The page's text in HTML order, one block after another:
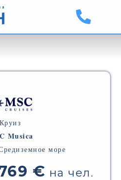
Круиз
Musica
море
€ на чел.